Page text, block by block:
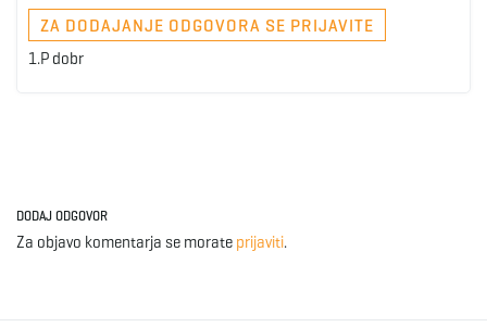
ZA DODAJANJE ODGOVORA SE PRIJAVITE
1.P dobr
DODAJ ODGOVOR
Za objavo komentarja se morate prijaviti.